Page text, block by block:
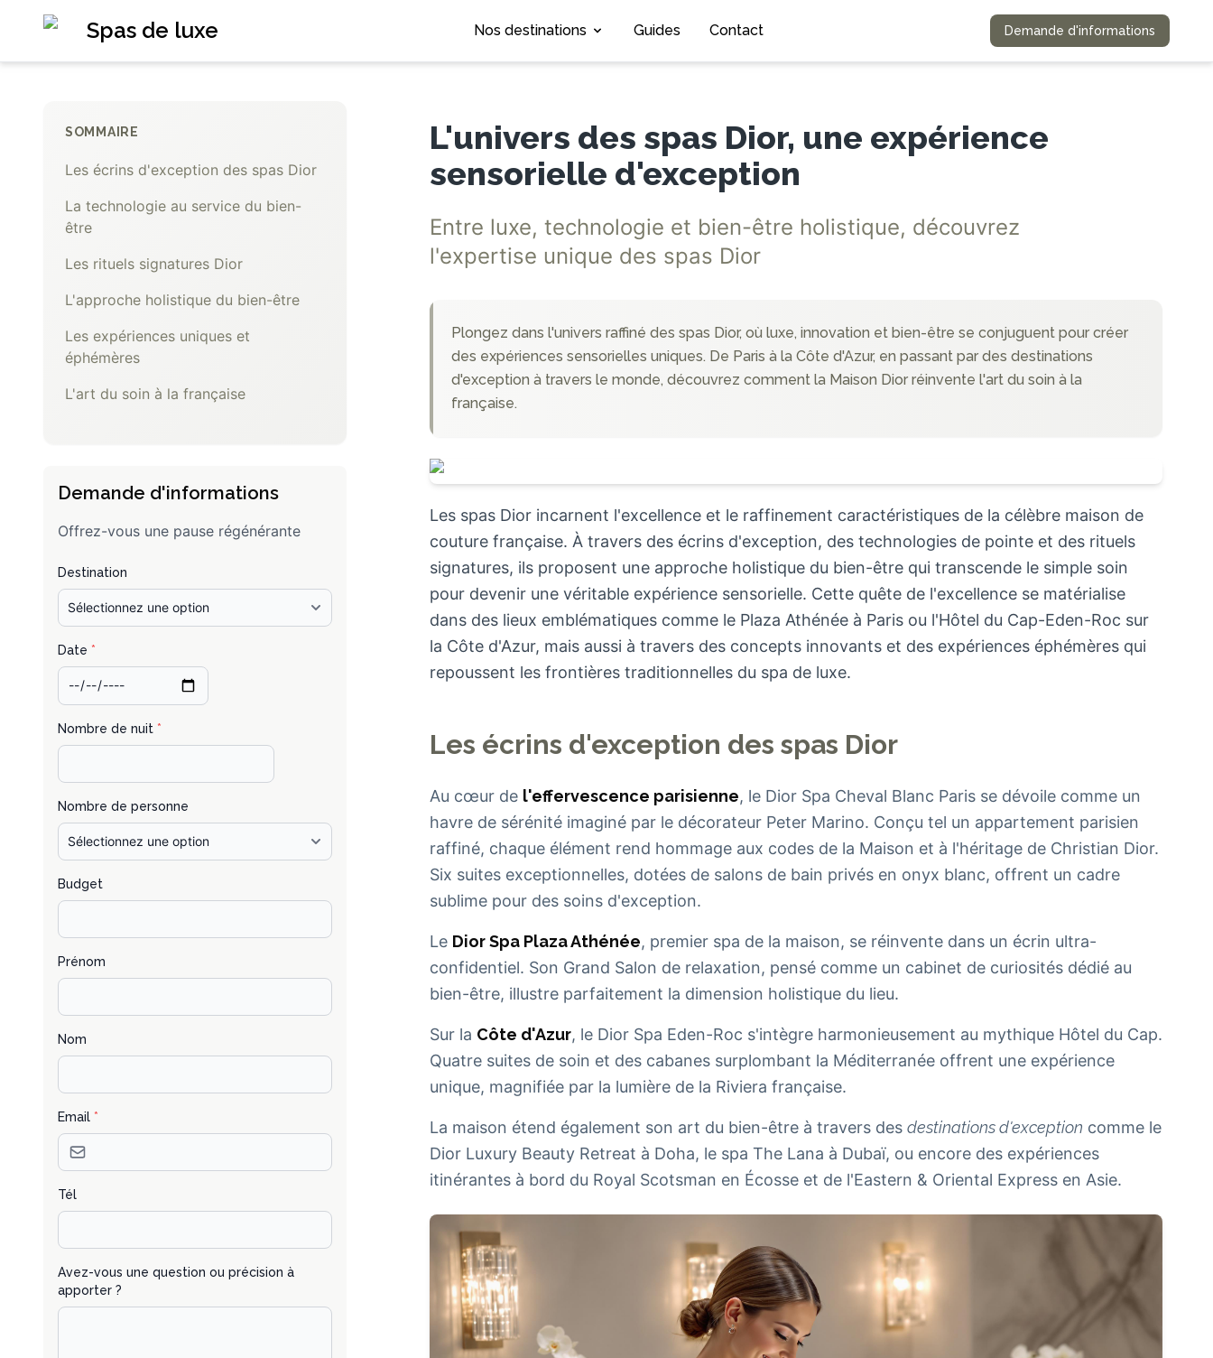
Spas de luxe Demande d'informations
Nos destinations Guides Contact
SOMMAIRE
Les écrins d'exception des spas Dior
La technologie au service du bien-
être
Les rituels signatures Dior
L'approche holistique du bien-être
Les expériences uniques et
éphémères
L'art du soin à la française
Demande d'informations
Offrez-vous une pause régénérante
Destination
Date *
Nombre de nuit *
Nombre de personne
Budget
Prénom
Nom
Email *
Tél
Avez-vous une question ou précision à
apporter ?
L'univers des spas Dior, une expérience
sensorielle d'exception
Entre luxe, technologie et bien-être holistique, découvrez
l'expertise unique des spas Dior
Plongez dans l'univers raffiné des spas Dior, où luxe, innovation et bien-être se conjuguent pour créer
des expériences sensorielles uniques. De Paris à la Côte d'Azur, en passant par des destinations
d'exception à travers le monde, découvrez comment la Maison Dior réinvente l'art du soin à la
française.
Les spas Dior incarnent l'excellence et le raffinement caractéristiques de la célèbre maison de
couture française. À travers des écrins d'exception, des technologies de pointe et des rituels
signatures, ils proposent une approche holistique du bien-être qui transcende le simple soin
pour devenir une véritable expérience sensorielle. Cette quête de l'excellence se matérialise
dans des lieux emblématiques comme le Plaza Athénée à Paris ou l'Hôtel du Cap-Eden-Roc sur
la Côte d'Azur, mais aussi à travers des concepts innovants et des expériences éphémères qui
repoussent les frontières traditionnelles du spa de luxe.
Les écrins d'exception des spas Dior
Au cœur de l'effervescence parisienne, le Dior Spa Cheval Blanc Paris se dévoile comme un
havre de sérénité imaginé par le décorateur Peter Marino. Conçu tel un appartement parisien
raffiné, chaque élément rend hommage aux codes de la Maison et à l'héritage de Christian Dior.
Six suites exceptionnelles, dotées de salons de bain privés en onyx blanc, offrent un cadre
sublime pour des soins d'exception.
Le Dior Spa Plaza Athénée, premier spa de la maison, se réinvente dans un écrin ultra-
confidentiel. Son Grand Salon de relaxation, pensé comme un cabinet de curiosités dédié au
bien-être, illustre parfaitement la dimension holistique du lieu.
Sur la Côte d'Azur, le Dior Spa Eden-Roc s'intègre harmonieusement au mythique Hôtel du Cap.
Quatre suites de soin et des cabanes surplombant la Méditerranée offrent une expérience
unique, magnifiée par la lumière de la Riviera française.
La maison étend également son art du bien-être à travers des destinations d'exception comme le
Dior Luxury Beauty Retreat à Doha, le spa The Lana à Dubaï, ou encore des expériences
itinérantes à bord du Royal Scotsman en Écosse et de l'Eastern & Oriental Express en Asie.